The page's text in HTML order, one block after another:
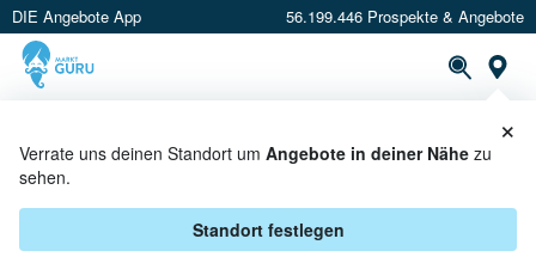
DIE Angebote App 56.199.446 Prospekte & Angebote
Verrate uns deinen Standort um Angebote in deiner Nähe zu
sehen.
Standort festlegen
×
ESSGESCHIRR ANGEBOTE &
AKTIONEN BEI GLOBUS